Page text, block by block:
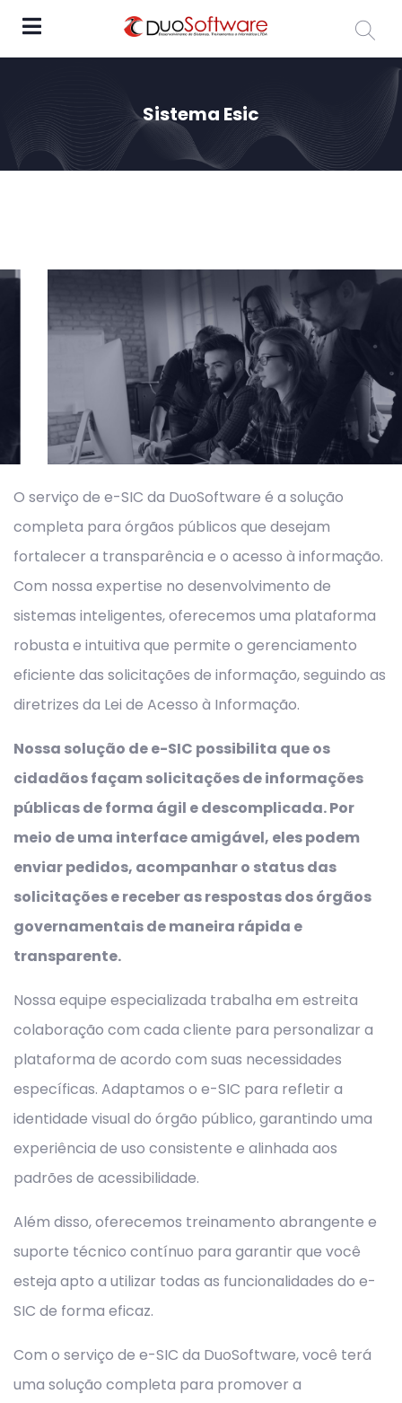
Sistema Esic
O serviço de e-SIC da DuoSoftware é a solução
completa para órgãos públicos que desejam
fortalecer a transparência e o acesso à informação.
Com nossa expertise no desenvolvimento de
sistemas inteligentes, oferecemos uma plataforma
robusta e intuitiva que permite o gerenciamento
eficiente das solicitações de informação, seguindo as
diretrizes da Lei de Acesso à Informação.
Nossa solução de e-SIC possibilita que os
cidadãos façam solicitações de informações
públicas de forma ágil e descomplicada. Por
meio de uma interface amigável, eles podem
enviar pedidos, acompanhar o status das
solicitações e receber as respostas dos órgãos
governamentais de maneira rápida e
transparente.
Nossa equipe especializada trabalha em estreita
colaboração com cada cliente para personalizar a
plataforma de acordo com suas necessidades
específicas. Adaptamos o e-SIC para refletir a
identidade visual do órgão público, garantindo uma
experiência de uso consistente e alinhada aos
padrões de acessibilidade.
Além disso, oferecemos treinamento abrangente e
suporte técnico contínuo para garantir que você
esteja apto a utilizar todas as funcionalidades do e-
SIC de forma eficaz.
Com o serviço de e-SIC da DuoSoftware, você terá
uma solução completa para promover a